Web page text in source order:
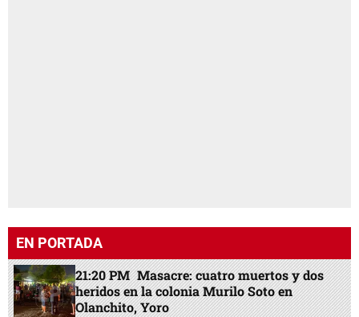
EN PORTADA
21:20 PM Masacre: cuatro muertos y dos
heridos en la colonia Murilo Soto en
Olanchito, Yoro